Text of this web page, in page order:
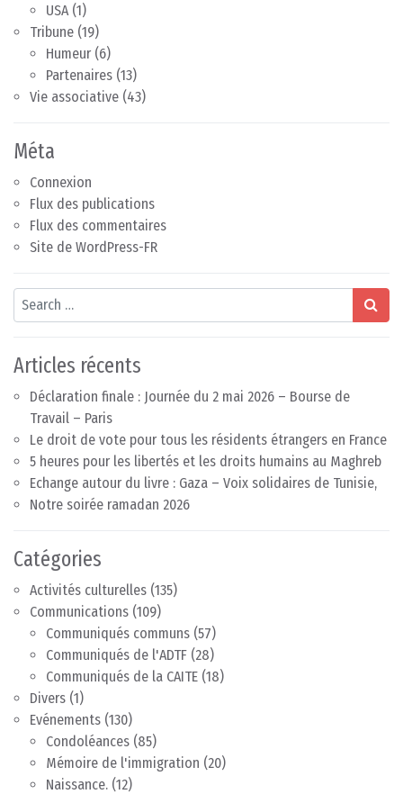
USA(1)
Tribune (19)
Humeur (6)
Partenaires (13)
Vie associative (43)
Méta
Connexion
Flux des publications
Flux des commentaires
Site de WordPress-FR
Search
Articles récents
Déclaration finale : Journée du 2 mai 2026 – Bourse de
Travail – Paris
Le droit de vote pour tous les résidents étrangers en France
5 heures pour les libertés et les droits humains au Maghreb
Echange autour du livre : Gaza – Voix solidaires de Tunisie,
Notre soirée ramadan 2026
Catégories
Activités culturelles (135)
Communications (109)
Communiqués communs (57)
Communiqués de l'ADTF (28)
Communiqués de la CAITE (18)
Divers (1)
Evénements (130)
Condoléances (85)
Mémoire de l'immigration (20)
Naissance. (12)